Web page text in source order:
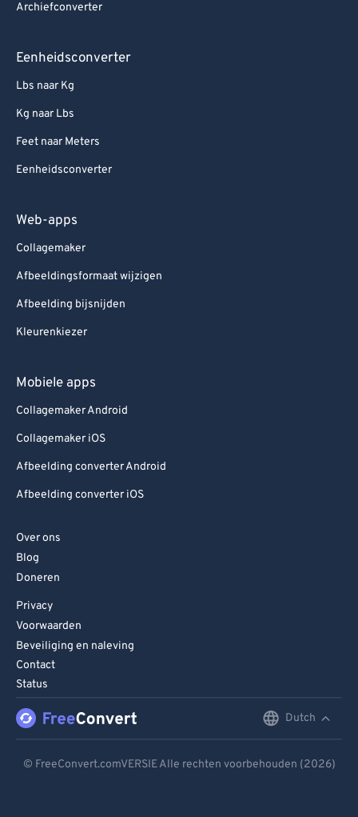
Archiefconverter
Eenheidsconverter
Lbs naar Kg
Kg naar Lbs
Feet naar Meters
Eenheidsconverter
Web-apps
Collagemaker
Afbeeldingsformaat wijzigen
Afbeelding bijsnijden
Kleurenkiezer
Mobiele apps
Collagemaker Android
Collagemaker iOS
Afbeelding converter Android
Afbeelding converter iOS
Over ons
Blog
Doneren
Privacy
Voorwaarden
Beveiliging en naleving
Contact
Status
Dutch
© FreeConvert.comVERSIE Alle rechten voorbehouden (2026)